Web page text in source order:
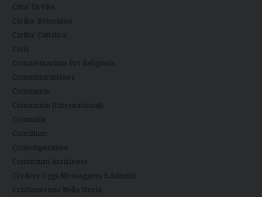
Citta’ Di Vita
Civilta’ Bresciana
Civilta’ Cattolica
Civis
Commentarium Pro Religiosis
Communicationes
Communio
Communio (Internacional)
Comunita’
Concilium
Contemporanea
Convivium Assisiense
Credere Oggi-Messaggero S.Antonio
Cristianesimo Nella Storia